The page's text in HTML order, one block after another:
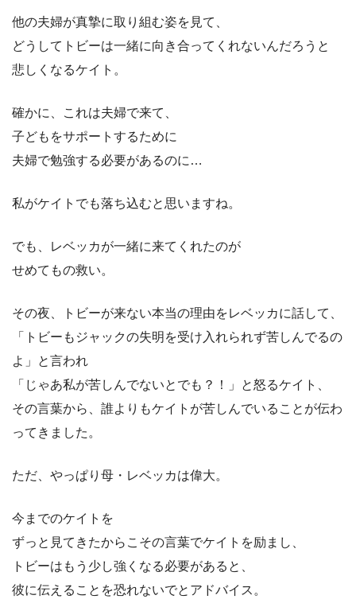
他の夫婦が真摯に取り組む姿を見て、
どうしてトビーは一緒に向き合ってくれないんだろうと
悲しくなるケイト。
確かに、これは夫婦で来て、
子どもをサポートするために
夫婦で勉強する必要があるのに…
私がケイトでも落ち込むと思いますね。
でも、レベッカが一緒に来てくれたのが
せめてもの救い。
その夜、トビーが来ない本当の理由をレベッカに話して、
「トビーもジャックの失明を受け入れられず苦しんでるの
よ」と言われ
「じゃあ私が苦しんでないとでも？！」と怒るケイト、
その言葉から、誰よりもケイトが苦しんでいることが伝わ
ってきました。
ただ、やっぱり母・レベッカは偉大。
今までのケイトを
ずっと見てきたからこその言葉でケイトを励まし、
トビーはもう少し強くなる必要があると、
彼に伝えることを恐れないでとアドバイス。